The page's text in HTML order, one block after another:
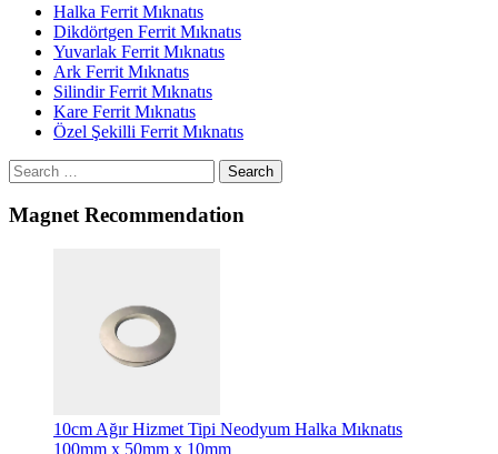
Halka Ferrit Mıknatıs
Dikdörtgen Ferrit Mıknatıs
Yuvarlak Ferrit Mıknatıs
Ark Ferrit Mıknatıs
Silindir Ferrit Mıknatıs
Kare Ferrit Mıknatıs
Özel Şekilli Ferrit Mıknatıs
Search
Magnet Recommendation
10cm Ağır Hizmet Tipi Neodyum Halka Mıknatıs
100mm x 50mm x 10mm